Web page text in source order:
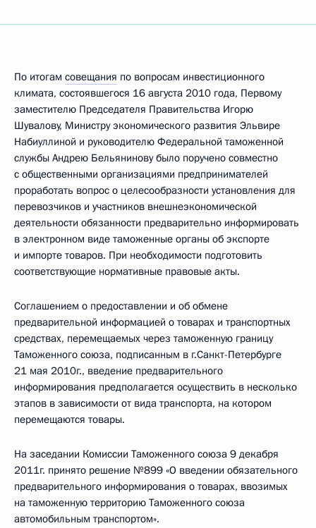
По итогам совещания по вопросам инвестиционного
климата, состоявшегося 16 августа 2010 года, Первому
заместителю Председателя Правительства Игорю
Шувалову, Министру экономического развития Эльвире
Набиуллиной и руководителю Федеральной таможенной
службы Андрею Бельянинову было поручено совместно
с общественными организациями предпринимателей
проработать вопрос о целесообразности установления для
перевозчиков и участников внешнеэкономической
деятельности обязанности предварительно информировать
в электронном виде таможенные органы об экспорте
и импорте товаров. При необходимости подготовить
соответствующие нормативные правовые акты.
Соглашением о предоставлении и об обмене
предварительной информацией о товарах и транспортных
средствах, перемещаемых через таможенную границу
Таможенного союза, подписанным в г.Санкт-Петербурге
21 мая 2010г., введение предварительного
информирования предполагается осуществить в несколько
этапов в зависимости от вида транспорта, на котором
перемещаются товары.
На заседании Комиссии Таможенного союза 9 декабря
2011г. принято решение №899 «О введении обязательного
предварительного информирования о товарах, ввозимых
на таможенную территорию Таможенного союза
автомобильным транспортом».